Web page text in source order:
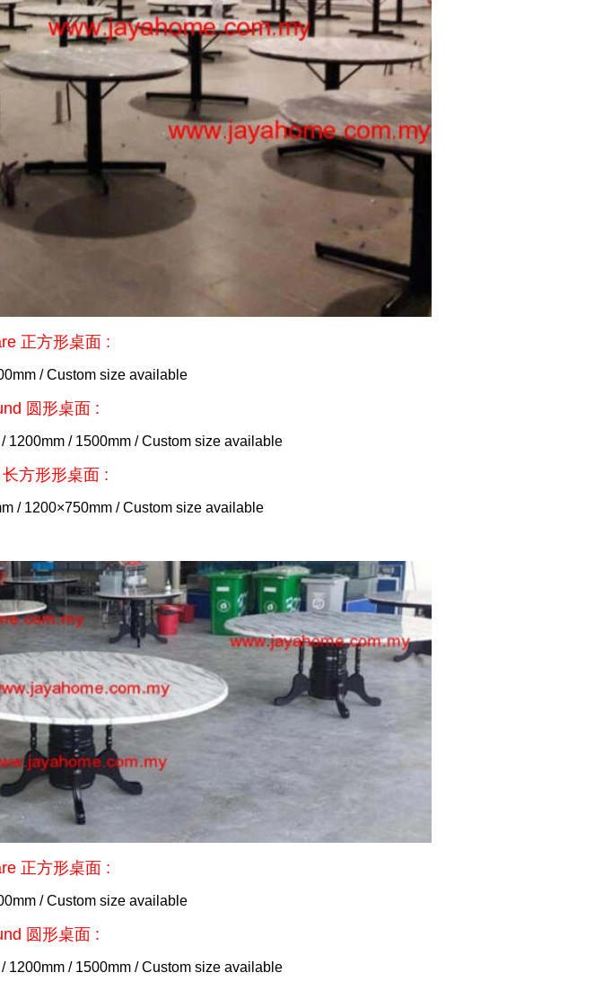
正方形桌面 :
/ Custom size available
圆形桌面 :
1200mm / 1500mm / Custom size available
方形形桌面 :
/ 1200×750mm / Custom size available
正方形桌面 :
/ Custom size available
圆形桌面 :
1200mm / 1500mm / Custom size available